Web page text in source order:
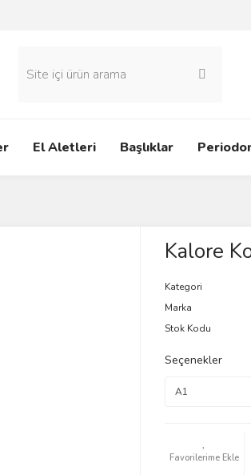
El Aletleri Başlıklar
Kalore
Kategori
Marka
Stok Kodu
Seçenekler